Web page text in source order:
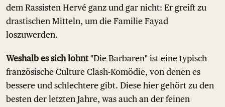
dem Rassisten Hervé ganz und gar nicht: Er greift zu
drastischen Mitteln, um die Familie Fayad
loszuwerden.
Weshalb es sich lohnt"Die Barbaren" ist eine typisch
französische Culture Clash-Komödie, von denen es
bessere und schlechtere gibt. Diese hier gehört zu den
besten der letzten Jahre, was auch an der feinen